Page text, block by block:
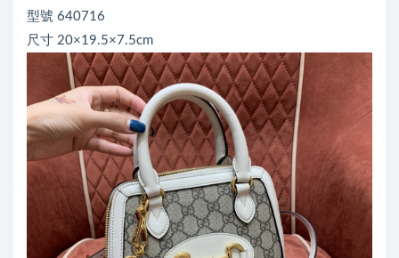
型號 640716
尺寸 20×19.5×7.5cm